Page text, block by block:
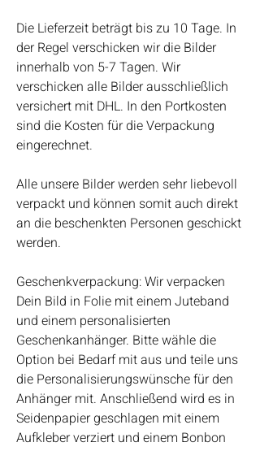
Die Lieferzeit beträgt bis zu 10 Tage. In
der Regel verschicken wir die Bilder
innerhalb von 5-7 Tagen. Wir
verschicken alle Bilder ausschließlich
versichert mit DHL. In den Portkosten
sind die Kosten für die Verpackung
eingerechnet.
Alle unsere Bilder werden sehr liebevoll
verpackt und können somit auch direkt
an die beschenkten Personen geschickt
werden.
Geschenkverpackung: Wir verpacken
Dein Bild in Folie mit einem Juteband
und einem personalisierten
Geschenkanhänger. Bitte wähle die
Option bei Bedarf mit aus und teile uns
die Personalisierungswünsche für den
Anhänger mit. Anschließend wird es in
Seidenpapier geschlagen mit einem
Aufkleber verziert und einem Bonbon